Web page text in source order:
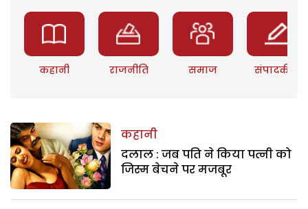
कहानी राजनीति समाज संपादकीय
कहानी
दलाल : जब पति ने किया पत्नी को
जिस्म बेचने पर मजबूर